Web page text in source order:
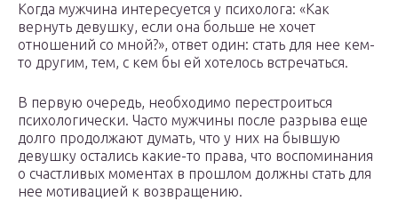
Когда мужчина интересуется у психолога: «Как
вернуть девушку, если она больше не хочет
отношений со мной?», ответ один: стать для нее кем-
то другим, тем, с кем бы ей хотелось встречаться.
В первую очередь, необходимо перестроиться
психологически. Часто мужчины после разрыва еще
долго продолжают думать, что у них на бывшую
девушку остались какие-то права, что воспоминания
о счастливых моментах в прошлом должны стать для
нее мотивацией к возвращению.